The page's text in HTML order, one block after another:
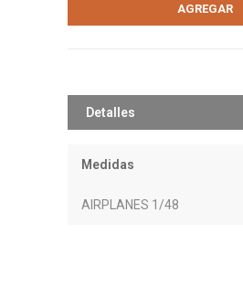
Detalles
Medidas
AIRPLANES 1/48